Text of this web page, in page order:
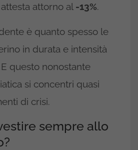
attorno al -13%.
è quanto spesso le
in durata e intensità
questo nonostante
si concentri quasi
di crisi.
sempre allo